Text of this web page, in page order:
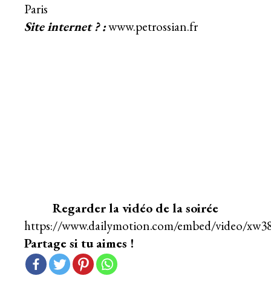
Paris
Site internet ? :www.petrossian.fr
Regarder la vidéo de la soirée
https://www.dailymotion.com/embed/video/
Partage si tu aimes !